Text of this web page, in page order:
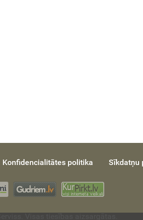
Konfidencialitātes politika Sīkdatņu